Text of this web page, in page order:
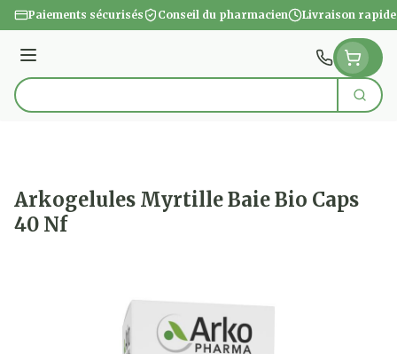
Aller au contenu
Paiements sécurisés Conseil du pharmacien Livraison rapide
Menu
Rechercher
Arkogelules Myrtille Baie Bio Caps
40 Nf